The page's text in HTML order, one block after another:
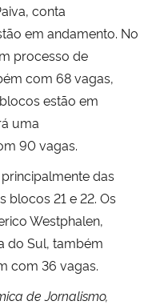
conta
em andamento. No
processo de
com 68 vagas,
estão em
uma
90 vagas.
das
blocos 21 e 22. Os
Westphalen,
do Sul, também
com 36 vagas.
de Jornalismo,